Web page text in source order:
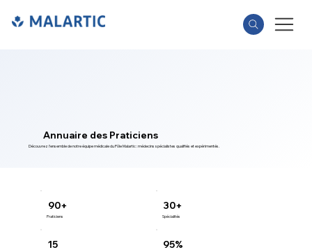
Annuaire des Praticiens
Découvrez l'ensemble de notre équipe médicale du Pôle Malartic : médecins spécialistes qualifiés et expérimentés.
90+
Praticiens
30+
Spécialités
15 95%